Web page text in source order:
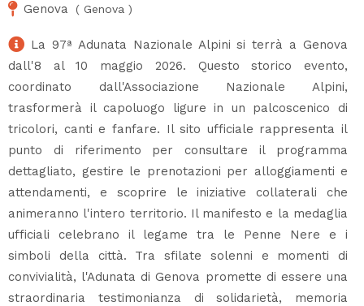
Genova ( Genova )
La 97ª Adunata Nazionale Alpini si terrà a Genova
dall'8 al 10 maggio 2026. Questo storico evento,
coordinato dall'Associazione Nazionale Alpini,
trasformerà il capoluogo ligure in un palcoscenico di
tricolori, canti e fanfare. Il sito ufficiale rappresenta il
punto di riferimento per consultare il programma
dettagliato, gestire le prenotazioni per alloggiamenti e
attendamenti, e scoprire le iniziative collaterali che
animeranno l'intero territorio. Il manifesto e la medaglia
ufficiali celebrano il legame tra le Penne Nere e i
simboli della città. Tra sfilate solenni e momenti di
convivialità, l'Adunata di Genova promette di essere una
straordinaria testimonianza di solidarietà, memoria